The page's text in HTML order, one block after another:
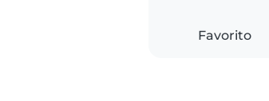
Favorito